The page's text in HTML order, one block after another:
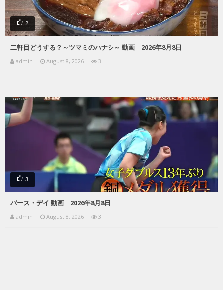
2
二軒目どうする？～ツマミのハナシ～ 動画 2026年8月8日
admin August 8, 2026 3
3
バース・デイ 動画 2026年8月8日
admin August 8, 2026 3